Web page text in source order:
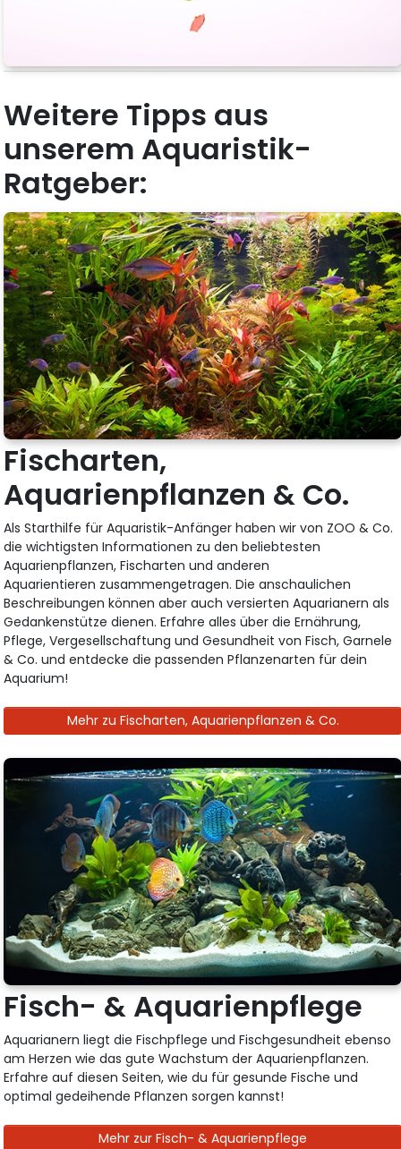
Weitere Tipps aus
unserem Aquaristik-
Ratgeber:
Fischarten,
Aquarienpflanzen & Co.
Als Starthilfe für Aquaristik-Anfänger haben wir von ZOO & Co.
die wichtigsten Informationen zu den beliebtesten
Aquarienpflanzen, Fischarten und anderen
Aquarientieren zusammengetragen. Die anschaulichen
Beschreibungen können aber auch versierten Aquarianern als
Gedankenstütze dienen. Erfahre alles über die Ernährung,
Pflege, Vergesellschaftung und Gesundheit von Fisch, Garnele
& Co. und entdecke die passenden Pflanzenarten für dein
Aquarium!
Mehr zu Fischarten, Aquarienpflanzen & Co.
Fisch- & Aquarienpflege
Aquarianern liegt die Fischpflege und Fischgesundheit ebenso
am Herzen wie das gute Wachstum der Aquarienpflanzen.
Erfahre auf diesen Seiten, wie du für gesunde Fische und
optimal gedeihende Pflanzen sorgen kannst!
Mehr zur Fisch- & Aquarienpflege